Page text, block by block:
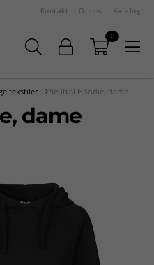
Kontakt Om os Katalog
0
tekstiler Neutral Hoodie, dame
dame